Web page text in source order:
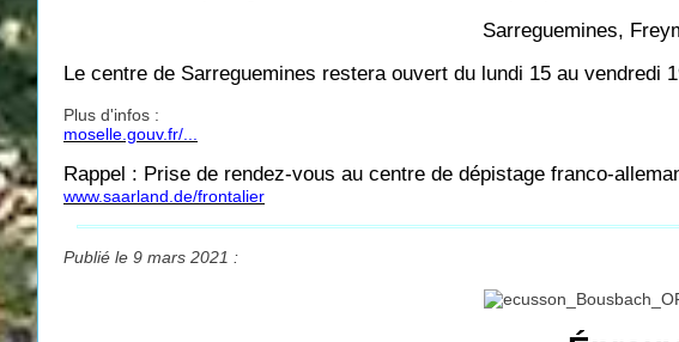
Sarreguemines,
Le centre de Sarreguemines restera ouvert du lundi 15 au vendredi
Plus d'infos :
moselle.gouv.fr/...
Rappel : Prise de rendez-vous au centre de dépistage franco-
www.saarland.de/frontalier
Publié le 9 mars 2021 :